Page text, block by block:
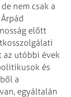
nem csak a
előtt
az utóbbi évek
és
a
egyáltalán